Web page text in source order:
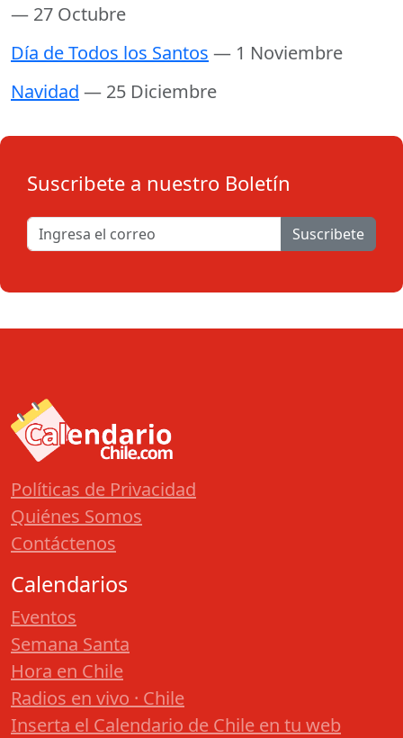
— 27 Octubre
Día de Todos los Santos — 1 Noviembre
Navidad — 25 Diciembre
Suscribete a nuestro Boletín
Suscribete
Políticas de Privacidad
Quiénes Somos
Contáctenos
Calendarios
Eventos
Semana Santa
Hora en Chile
Radios en vivo · Chile
Inserta el Calendario de Chile en tu web